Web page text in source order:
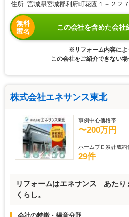
住所 宮城県宮城郡利府町花園１－２２
無料
匿名
この会社を含めた会社
※リフォーム内容によ
この会社をご紹介できない場
株式会社エネサンス東北
事例中心価格帯
〜200万円
ホームプロ累計成約
29件
リフォームはエネサンス あたり
くらし。
会社の特徴・得意分野